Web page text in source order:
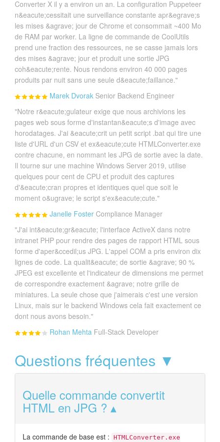
Converter X il y a environ un an. La configuration Puppeteer
n&eacute;cessitait une surveillance constante apr&egrave;s
les mises &agrave; jour de Chrome et consommait ~400 Mo
de RAM par worker. La ligne de commande de CoolUtils
prend une fraction des ressources, ne se casse jamais lors
des mises &agrave; jour et produit une sortie JPG
coh&eacute;rente. Nous rendons environ 40 000 pages
produits par nuit sans une seule d&eacute;faillance."
Marek Dvorak Senior Backend Engineer
"Notre r&eacute;gulateur exige que nous archivions les
pages web sous forme d'instantan&eacute;s d'image avec
horodatages. J'ai &eacute;crit un petit script .bat qui tire une
liste d'URL d'un CSV et ex&eacute;cute HTMLConverter.exe
contre chacune, en nommant les JPG de sortie avec la date.
Il tourne sur une machine Windows Server 2019, utilise
quelques pour cent de CPU et produit des captures
d'&eacute;cran propres et identiques quel que soit le
moment o&ugrave; le script s'ex&eacute;cute."
Janelle Foster Compliance Manager
"J'ai int&eacute;gr&eacute; l'interface ActiveX dans notre
intranet PHP pour rendre des pages de rapport HTML sous
forme d'aper&ccedil;us JPG. L'appel COM a pris environ dix
lignes de code. La qualit&eacute; de sortie &agrave; 90 %
JPEG est excellente et l'indicateur de dimensions me permet
de correspondre exactement &agrave; notre grille de
miniatures. La seule chose que j'aimerais c'est une version
Linux, mais sur le backend Windows cela fait exactement ce
dont nous avons besoin."
Rohan Mehta Full-Stack Developer
Questions fréquentes ▼
Quelle commande convertit
HTML en JPG ?
La commande de base est : HTMLConverter.exe